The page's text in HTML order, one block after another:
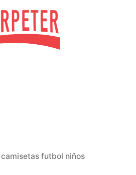
camisetas futbol niños